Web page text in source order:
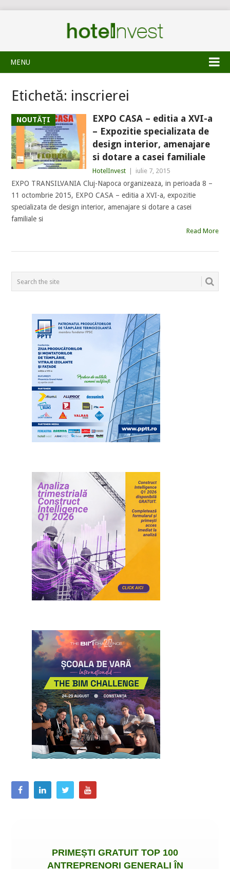
MENU
Etichetă: inscrierei
NOUTĂȚI
EXPO CASA – editia a XVI-a
– Expozitie specializata de
design interior, amenajare
si dotare a casei familiale
HotelInvest iulie 7, 2015
EXPO TRANSILVANIA Cluj-Napoca organizeaza, in perioada 8 –
11 octombrie 2015, EXPO CASA – editia a XVI-a, expozitie
specializata de design interior, amenajare si dotare a casei
familiale si
Read More
POSTS
NAVIGATION
PRIMEȘTI GRATUIT TOP 100
ANTREPRENORI GENERALI ÎN